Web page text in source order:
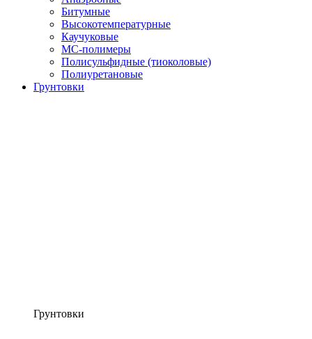
Битумные
Высокотемпературные
Каучуковые
МС-полимеры
Полисульфидные (тиоколовые)
Полиуретановые
Грунтовки
Грунтовки